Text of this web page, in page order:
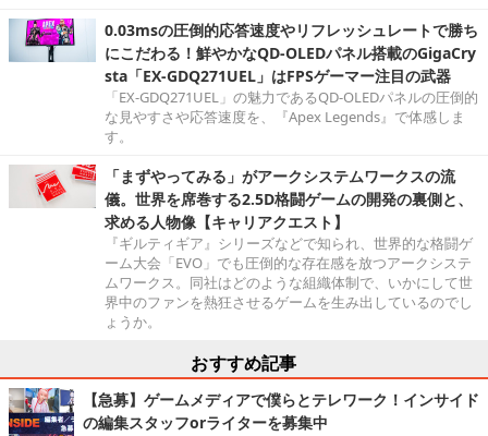
0.03msの圧倒的応答速度やリフレッシュレートで勝ち
にこだわる！鮮やかなQD-OLEDパネル搭載のGigaCry
sta「EX-GDQ271UEL」はFPSゲーマー注目の武器
「EX-GDQ271UEL」の魅力であるQD-OLEDパネルの圧倒的
な見やすさや応答速度を、『Apex Legends』で体感しま
す。
「まずやってみる」がアークシステムワークスの流
儀。世界を席巻する2.5D格闘ゲームの開発の裏側と、
求める人物像【キャリアクエスト】
『ギルティギア』シリーズなどで知られ、世界的な格闘ゲ
ーム大会「EVO」でも圧倒的な存在感を放つアークシステ
ムワークス。同社はどのような組織体制で、いかにして世
界中のファンを熱狂させるゲームを生み出しているのでし
ょうか。
おすすめ記事
【急募】ゲームメディアで僕らとテレワーク！インサイド
の編集スタッフorライターを募集中